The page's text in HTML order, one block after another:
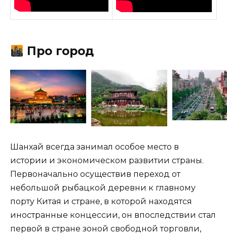
Про город
Шанхай всегда занимал особое место в
истории и экономическом развитии страны.
Первоначально осуществив переход от
небольшой рыбацкой деревни к главному
порту Китая и стране, в которой находятся
иностранные концессии, он впоследствии стал
первой в стране зоной свободной торговли,